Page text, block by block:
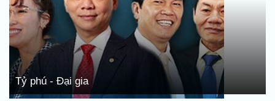
Tỷ phú - Đại gia